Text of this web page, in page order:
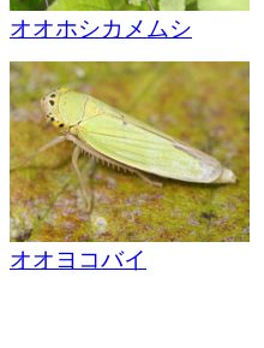
オオホシカメムシ
オオヨコバイ